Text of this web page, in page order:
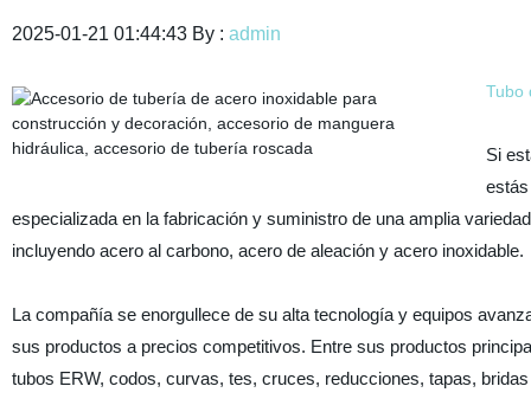
2025-01-21 01:44:43 By : admin
Tubo
Si
especializada en la fabricación y suministro de una amplia
incluyendo acero al carbono, acero de aleación y acero inoxidable.
La compañía se enorgullece de su alta tecnología y equipos
sus productos a precios competitivos. Entre sus productos
tubos ERW, codos, curvas, tes, cruces, reducciones, tapas,